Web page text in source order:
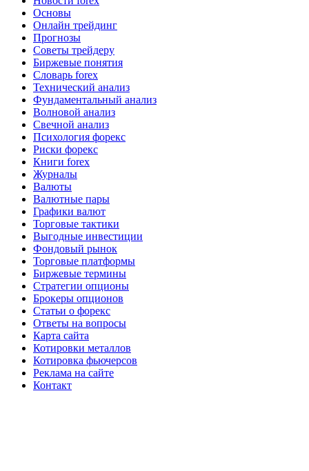
Основы
Онлайн трейдинг
Прогнозы
Советы трейдеру
Биржевые понятия
Словарь forex
Технический анализ
Фундаментальный анализ
Волновой анализ
Свечной анализ
Психология форекс
Риски форекс
Книги forex
Журналы
Валюты
Валютные пары
Графики валют
Торговые тактики
Выгодные инвестиции
Фондовый рынок
Торговые платформы
Биржевые термины
Стратегии опционы
Брокеры опционов
Статьи о форекс
Ответы на вопросы
Карта сайта
Котировки металлов
Котировка фьючерсов
Реклама на сайте
Контакт